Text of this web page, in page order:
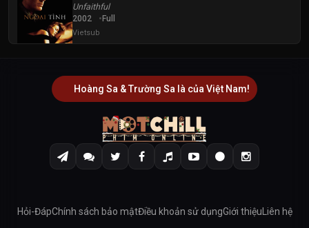
Unfaithful
2002 Full
Vietsub
Hoàng Sa & Trường Sa là của Việt Nam!
Hỏi-ĐápChính sách bảo mậtĐiều khoản sử dụngGiới thiệu Liên hệ